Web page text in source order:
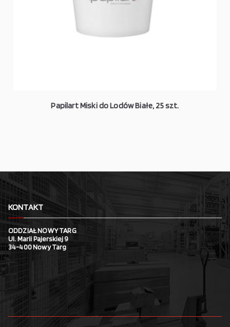
Papilart Miski do Lodów Białe, 25 szt.
KONTAKT
ODDZIAŁ NOWY TARG
Ul. Marii Pajerskiej 9
34-400 Nowy Targ